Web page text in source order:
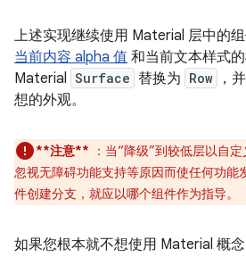
上述实现继续使用 Material 层中的
当前内容 alpha 值 和当前文本样式
Material
Surface 替换为 Row
，
想的外观。
**注意** ：当“降级”到较低层以自
忽视无障碍功能支持等原因而使任何功能
件创建分支，就应以哪个组件作为指导。
如果您根本就不想使用 Material 概